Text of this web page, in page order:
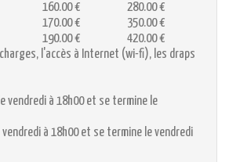
160.00 €
280.00 €
170.00 €
350.00 €
190.00 €
420.00 €
l'accès à Internet (wi-fi), les draps
vendredi à 18h00 et se termine le
à 18h00 et se termine le vendredi